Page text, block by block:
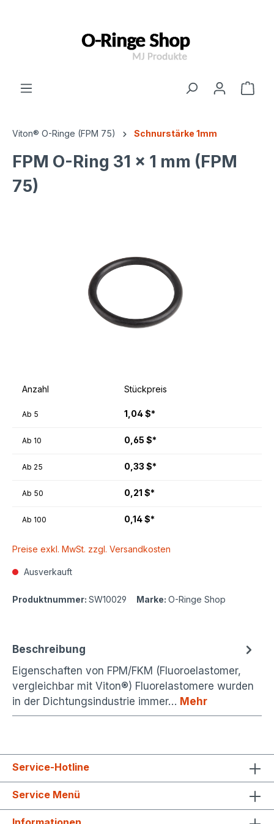
Viton® O-Ringe (FPM 75) Schnurstärke 1mm
FPM O-Ring 31 x 1 mm (FPM
75)
Anzahl Stückpreis
Ab 5 1,04 $*
Ab 10 0,65 $*
Ab 25 0,33 $*
Ab 50 0,21 $*
Ab 100 0,14 $*
Preise exkl. MwSt. zzgl. Versandkosten
Ausverkauft
Produktnummer: SW10029 Marke: O-Ringe Shop
Beschreibung
Eigenschaften von FPM/FKM (Fluoroelastomer,
vergleichbar mit Viton®) Fluorelastomere wurden
in der Dichtungsindustrie immer… Mehr
Service-Hotline
Service Menü